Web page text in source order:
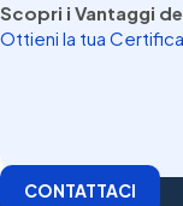
Scopri i Vantaggi
Ottieni la tua
CONTATTACI